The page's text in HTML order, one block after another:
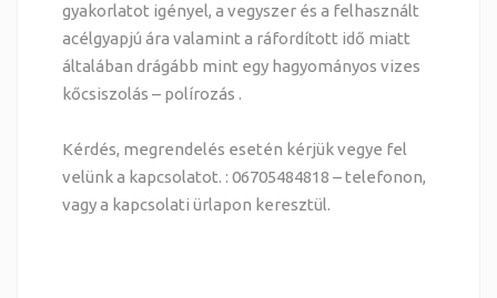
gyakorlatot igényel, a vegyszer és a felhasznált
acélgyapjú ára valamint a ráfordított idő miatt
általában drágább mint egy hagyományos vizes
kőcsiszolás – polírozás .
Kérdés, megrendelés esetén kérjük vegye fel
velünk a kapcsolatot. : 06705484818 – telefonon,
vagy a kapcsolati ürlapon keresztül.